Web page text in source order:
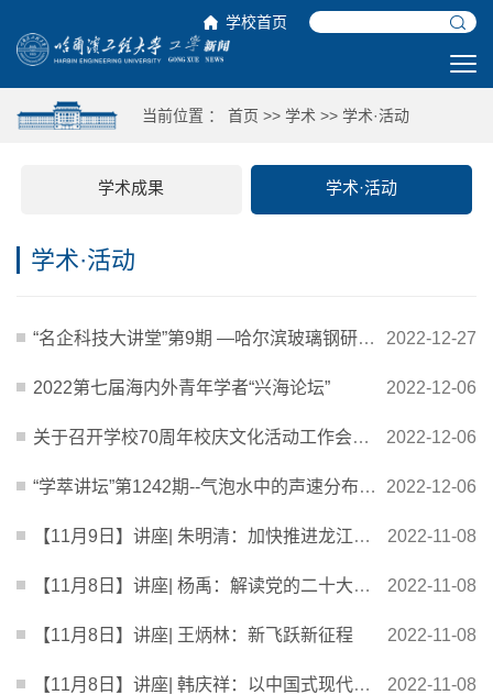
学校首页
当前位置 ： 首页 >> 学术 >> 学术·活动
学术成果 学术·活动
学术·活动
“名企科技大讲堂”第9期 —哈尔滨玻璃钢研究院有限公司 2022-12-27
2022第七届海内外青年学者“兴海论坛” 2022-12-06
关于召开学校70周年校庆文化活动工作会议的通知 2022-12-06
“学萃讲坛”第1242期--气泡水中的声速分布及其对海洋哺乳动物气泡网捕猎功能的影响 2022-12-06
【11月9日】讲座| 朱明清：加快推进龙江数字经济高质量发展 2022-11-08
【11月8日】讲座| 杨禹：解读党的二十大精神 2022-11-08
【11月8日】讲座| 王炳林：新飞跃新征程 2022-11-08
【11月8日】讲座| 韩庆祥：以中国式现代化全面推进中华民族伟大复兴 2022-11-08